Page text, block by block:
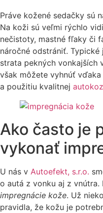
Práve kožené sedačky sú
Na koži sú veľmi rýchlo
nečistoty, mastné fľaky či
náročné odstrániť.
strata pekných vonkajších
však môžete vyhnúť vďaka
a použitiu kvalitnej
Ako často je
vykonať
U nás v Autoefekt, s.r.o.
o autá z vonku aj z vnútra.
impregnácie kože. Už
pravidla, že kožu je